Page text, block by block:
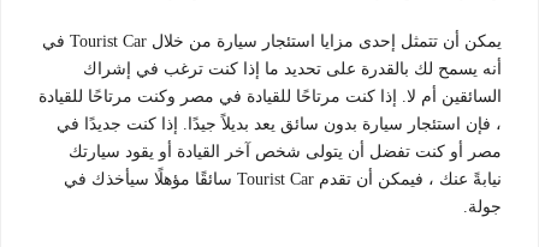
يمكن أن تتمثل إحدى مزايا استئجار سيارة من خلال Tourist Car في
أنه يسمح لك بالقدرة على تحديد ما إذا كنت ترغب في إشراك
السائقين أم لا. إذا كنت مرتاحًا للقيادة في مصر وكنت مرتاحًا للقيادة
، فإن استئجار سيارة بدون سائق يعد بديلاً جيدًا. إذا كنت جديدًا في
مصر أو كنت تفضل أن يتولى شخص آخر القيادة أو يقود سيارتك
نيابةً عنك ، فيمكن أن تقدم Tourist Car سائقًا مؤهلًا سيأخذك في
جولة.